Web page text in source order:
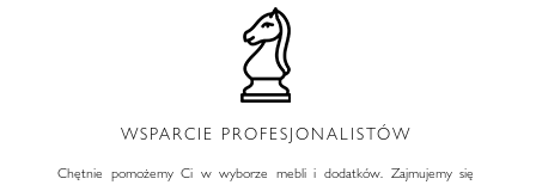
WSPARCIE PROFESJONALISTÓW
Chętnie pomożemy Ci w wyborze mebli i dodatków. Zajmujemy się